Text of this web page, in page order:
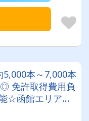
5,000本～7,000本
免許取得費用負
☆函館エリアで
か？